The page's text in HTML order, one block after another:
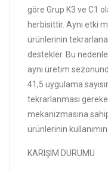
göre Grup K3 ve C1
herbisittir. Aynı etki
ürünlerinin
destekler. Bu
aynı üretim
41,5 uygulama
tekrarlanması
mekanizmasına
ürünlerinin
KARIŞIM DURUMU